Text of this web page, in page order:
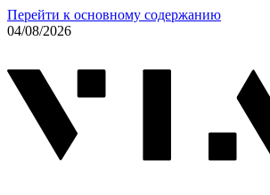
Перейти к основному содержанию
04/08/2026